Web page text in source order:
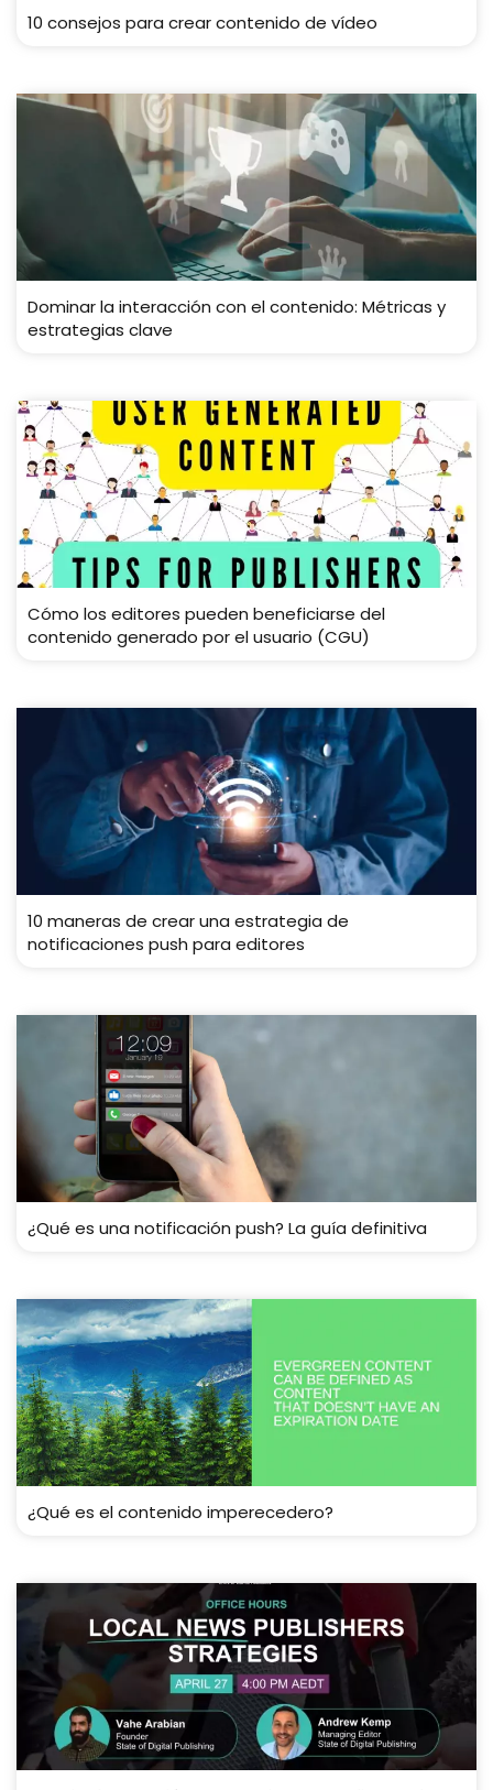
10 consejos para crear contenido de vídeo
Dominar la interacción con el contenido: Métricas y
estrategias clave
Cómo los editores pueden beneficiarse del
contenido generado por el usuario (CGU)
10 maneras de crear una estrategia de
notificaciones push para editores
¿Qué es una notificación push? La guía definitiva
¿Qué es el contenido imperecedero?